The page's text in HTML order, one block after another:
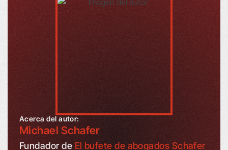
Acerca del autor:
Michael Schafer
Fundador de El bufete de abogados Schafer